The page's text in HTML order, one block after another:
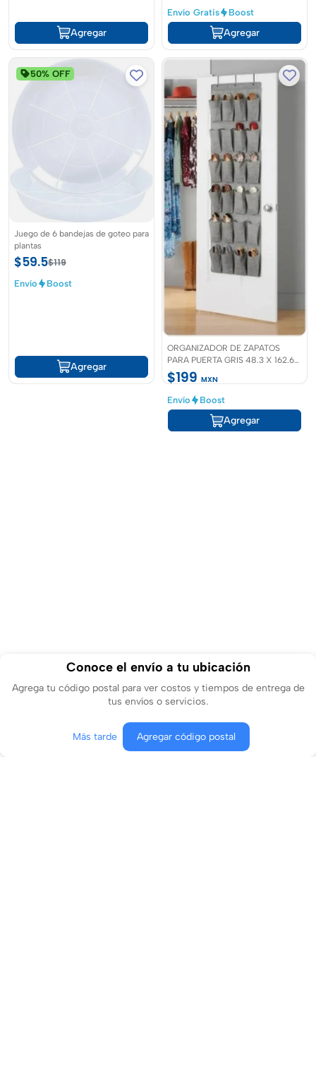
Conoce el envío a tu ubicación
Agrega tu código postal para ver costos y tiempos de entrega de
tus envíos o servicios.
Más tarde Agregar código postal
Agregar
Envío Gratis
Boost
Agregar
50% OFF
Juego de 6 bandejas de goteo para
plantas
$59.5$119
Envío Boost
Agregar
ORGANIZADOR DE ZAPATOS
PARA PUERTA GRIS 48.3 X 162.6
CM
$199 MXN
Envío
Boost
Agregar
Contactar